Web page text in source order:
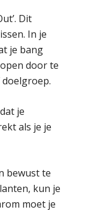
Dit
In je
je bang
door te
je
als je je
bewust te
kun je
moet je